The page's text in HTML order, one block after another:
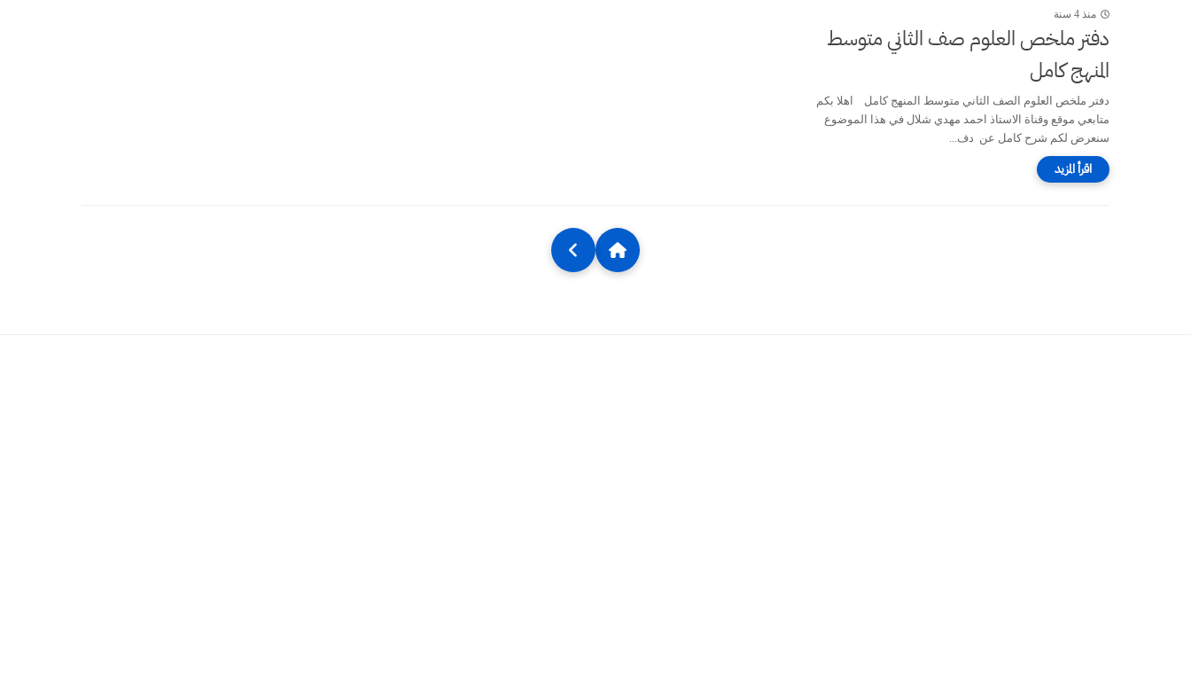
منذ 4 سنة
دفتر ملخص العلوم صف الثاني متوسط
المنهج كامل
دفتر ملخص العلوم الصف الثاني متوسط المنهج كامل اهلا بكم
متابعي موقع وقناة الاستاذ احمد مهدي شلال في هذا الموضوع
سنعرض لكم شرح كامل عن دف...